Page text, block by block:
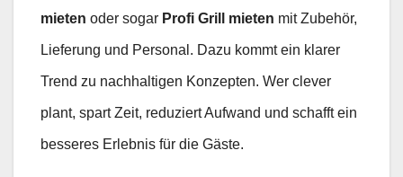
mieten oder sogar Profi Grill mieten mit Zubehör,
Lieferung und Personal. Dazu kommt ein klarer
Trend zu nachhaltigen Konzepten. Wer clever
plant, spart Zeit, reduziert Aufwand und schafft ein
besseres Erlebnis für die Gäste.